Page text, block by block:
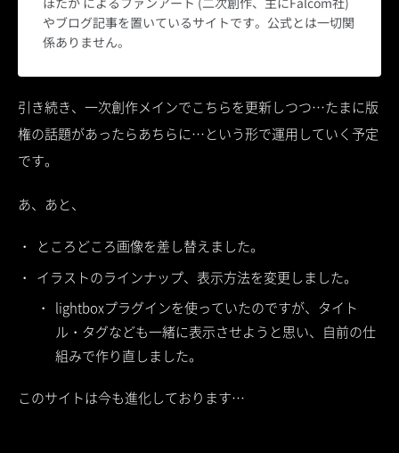
やブログ記事を置いているサイトです。公式とは一切関
係ありません。
引き続き、一次創作メインでこちらを更新しつつ…たまに版
権の話題があったらあちらに…という形で運用していく予定
です。
あ、あと、
ところどころ画像を差し替えました。
イラストのラインナップ、表示方法を変更しました。
lightboxプラグインを使っていたのですが、タイト
ル・タグなども一緒に表示させようと思い、自前の仕
組みで作り直しました。
このサイトは今も進化しております…